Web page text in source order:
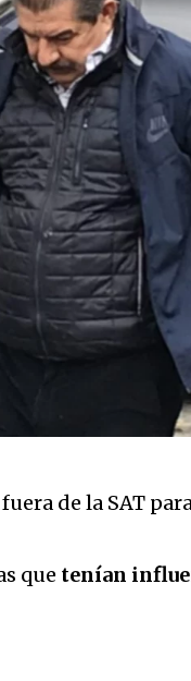
de la SAT
que tenían